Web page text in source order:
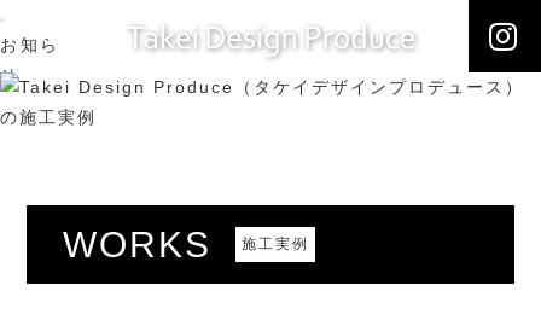
お知ら
せ
NEWS
ONLY
WORKS 施工実例